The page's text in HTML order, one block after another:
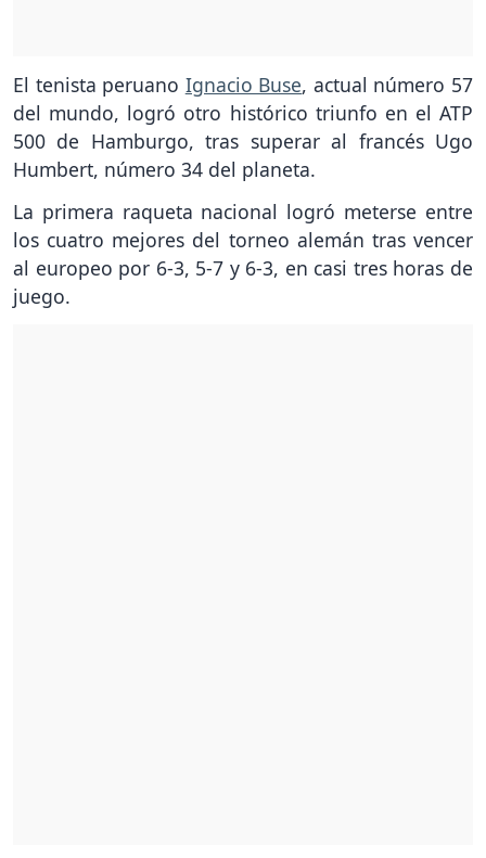
El tenista peruano Ignacio Buse, actual número 57
del mundo, logró otro histórico triunfo en el ATP
500 de Hamburgo, tras superar al francés Ugo
Humbert, número 34 del planeta.
La primera raqueta nacional logró meterse entre
los cuatro mejores del torneo alemán tras vencer
al europeo por 6-3, 5-7 y 6-3, en casi tres horas de
juego.